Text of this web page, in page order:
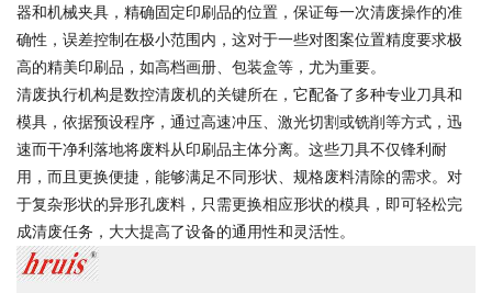
器和机械夹具，精确固定印刷品的位置，保证每一次清废操作的准
确性，误差控制在极小范围内，这对于一些对图案位置精度要求极
高的精美印刷品，如高档画册、包装盒等，尤为重要。
清废执行机构是数控清废机的关键所在，它配备了多种专业刀具和
模具，依据预设程序，通过高速冲压、激光切割或铣削等方式，迅
速而干净利落地将废料从印刷品主体分离。这些刀具不仅锋利耐
用，而且更换便捷，能够满足不同形状、规格废料清除的需求。对
于复杂形状的异形孔废料，只需更换相应形状的模具，即可轻松完
成清废任务，大大提高了设备的通用性和灵活性。